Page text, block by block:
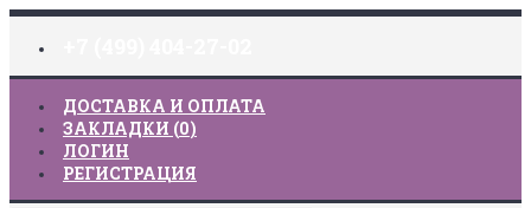
ДОСТАВКА И ОПЛАТА
ЗАКЛАДКИ (0)
ЛОГИН
РЕГИСТРАЦИЯ